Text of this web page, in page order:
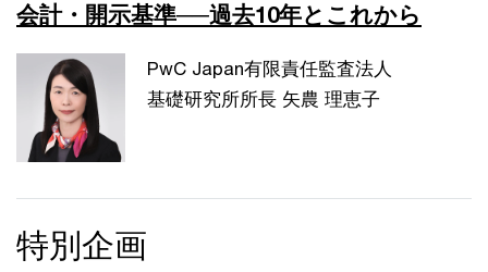
会計・開示基準──過去10年とこれから
PwC Japan有限責任監査法人
基礎研究所所長 矢農 理恵子
特別企画